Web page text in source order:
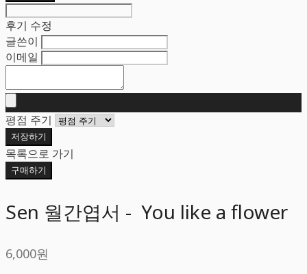
후기 수정
글쓴이
이메일
평점 주기
저장하기
목록으로 가기
구매하기
Sen 월간엽서 - You like a flower
6,000원